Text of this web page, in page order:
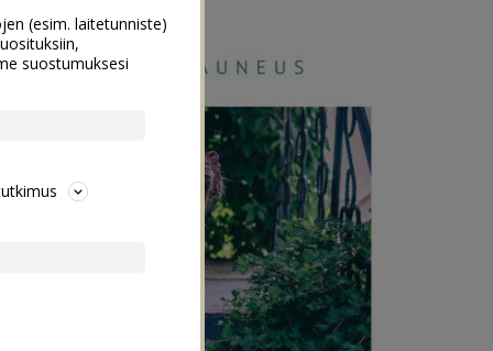
(esim. laitetunniste)
suostumuksesi